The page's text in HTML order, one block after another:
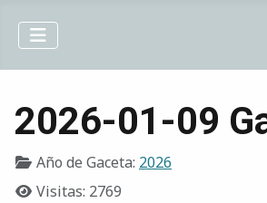
2026-01-09
Año de Gaceta: 2026
Visitas: 2769